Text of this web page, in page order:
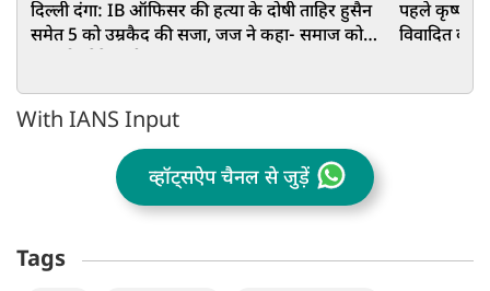
दिल्ली दंगा: IB ऑफिसर की हत्या के दोषी ताहिर हुसैन
समेत 5 को उम्रकैद की सजा, जज ने कहा- समाज को
पहले कृष्णजी
विवादित
With IANS Input
व्हॉट्सऐप चैनल से जुड़ें
Tags